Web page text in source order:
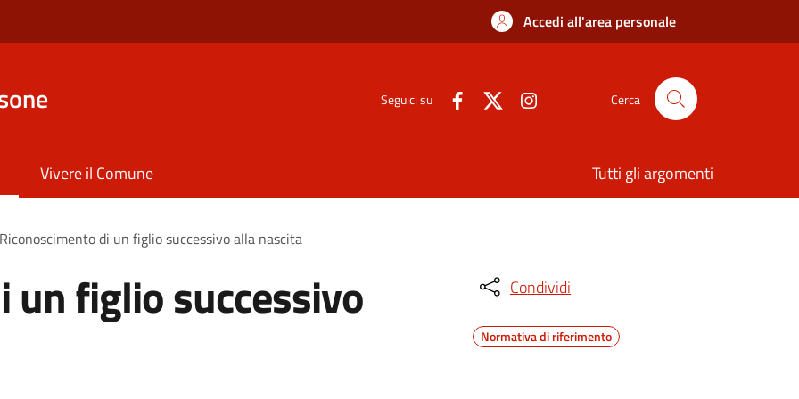
Accedi all'area personale
Seguici su Cerca
Vivere il Comune Tutti gli argomenti
Riconoscimento di un figlio successivo alla nascita
un figlio successivo Condividi
Normativa di riferimento